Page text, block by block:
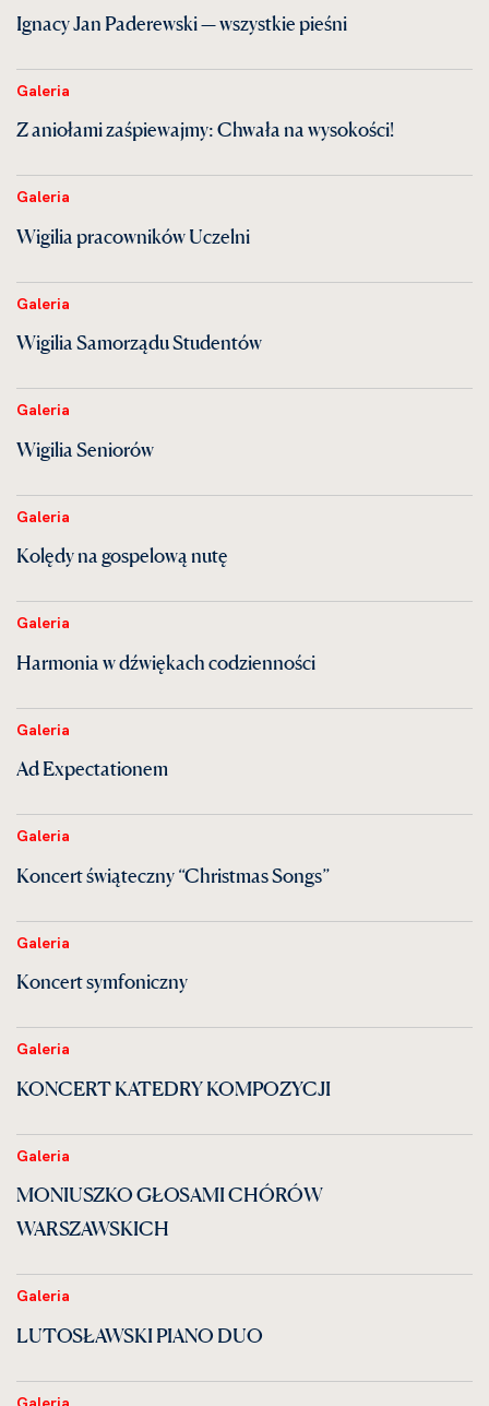
Ignacy Jan Paderewski — wszystkie pieśni
Galeria
Z aniołami zaśpiewajmy: Chwała na wysokości!
Galeria
Wigilia pracowników Uczelni
Galeria
Wigilia Samorządu Studentów
Galeria
Wigilia Seniorów
Galeria
Kolędy na gospelową nutę
Galeria
Harmonia w dźwiękach codzienności
Galeria
Ad Expectationem
Galeria
Koncert świąteczny “Christmas Songs”
Galeria
Koncert symfoniczny
Galeria
KONCERT KATEDRY KOMPOZYCJI
Galeria
MONIUSZKO GŁOSAMI CHÓRÓW
WARSZAWSKICH
Galeria
LUTOSŁAWSKI PIANO DUO